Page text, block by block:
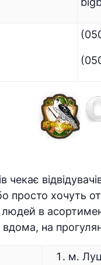
чекає
хочуть
людей в
на
м.